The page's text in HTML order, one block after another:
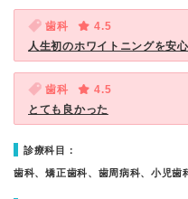
歯科
4.5
人生初のホワイトニングを安
歯科
4.5
とても良かった
診療科目：
歯科、矯正歯科、歯周病科、小児歯